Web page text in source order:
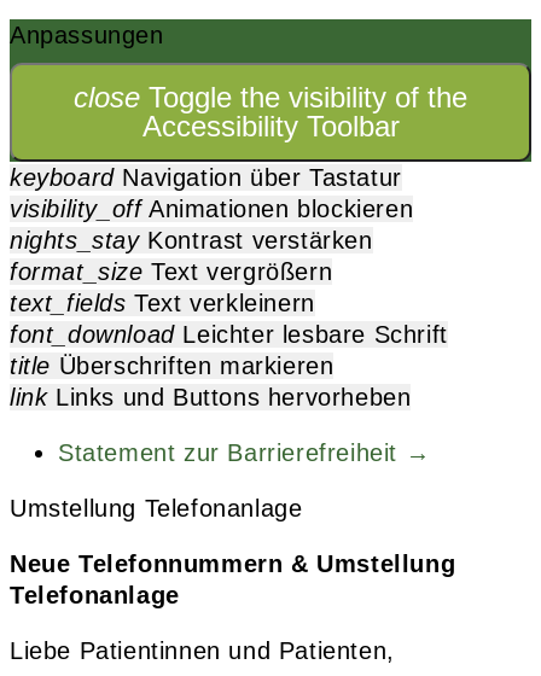
Anpassungen
close Toggle the visibility of the
Accessibility Toolbar
keyboard Navigation über Tastatur
visibility_off Animationen blockieren
nights_stay Kontrast verstärken
format_size Text vergrößern
text_fields Text verkleinern
font_download Leichter lesbare Schrift
title Überschriften markieren
link Links und Buttons hervorheben
Statement zur Barrierefreiheit →
Umstellung Telefonanlage
Neue Telefonnummern & Umstellung
Telefonanlage
Liebe Patientinnen und Patienten,